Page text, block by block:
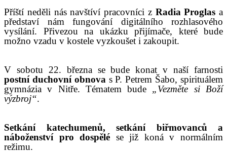
Příští neděli nás navštíví pracovníci z Radia Proglas a
představí nám fungování digitálního rozhlasového
vysílání. Přivezou na ukázku přijímače, které bude
možno vzadu v kostele vyzkoušet i zakoupit.
V sobotu 22. března se bude konat v naší farnosti
postní duchovní obnovas P. Petrem Šabo, spirituálem
gymnázia v Nitře. Tématem bude „Vezměte si Boží
výzbroj“.
Setkání katechumenů, setkání biřmovanců a
náboženství pro dospělé se již koná v normálním
režimu.